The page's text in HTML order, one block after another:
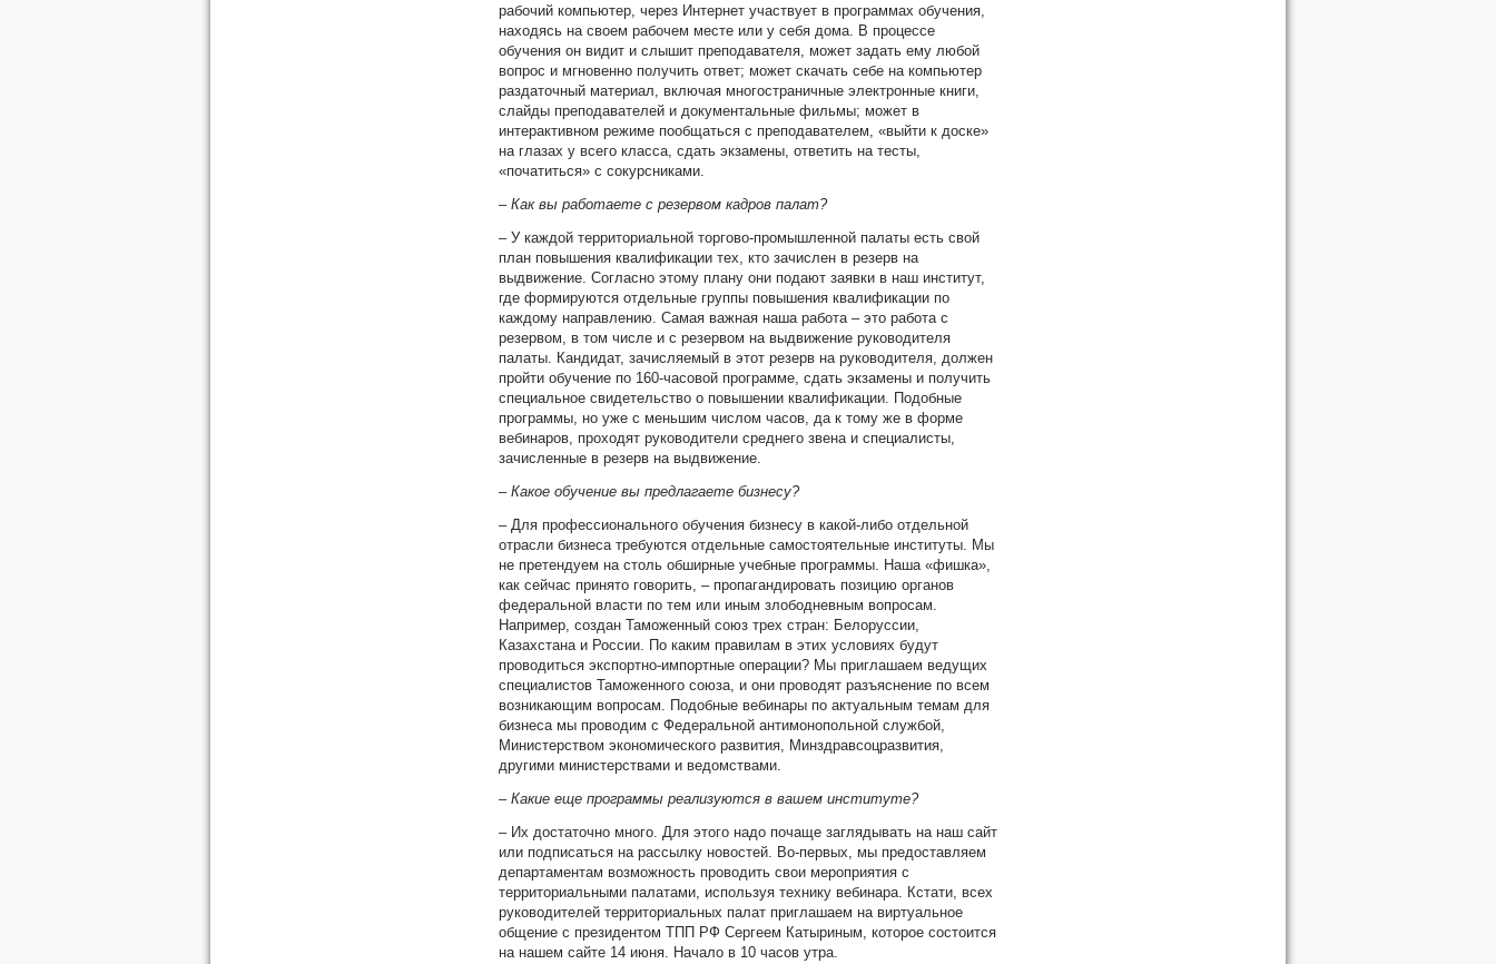
рабочий компьютер, через Интернет участвует в программах обучения,
находясь на своем рабочем месте или у себя дома. В процессе
обучения он видит и слышит преподавателя, может задать ему любой
вопрос и мгновенно получить ответ; может скачать себе на компьютер
раздаточный материал, включая многостраничные электронные книги,
слайды преподавателей и документальные фильмы; может в
интерактивном режиме пообщаться с преподавателем, «выйти к доске»
на глазах у всего класса, сдать экзамены, ответить на тесты,
«початиться» с сокурсниками.
– Как вы работаете с резервом кадров палат?
– У каждой территориальной торгово-промышленной палаты есть свой
план повышения квалификации тех, кто зачислен в резерв на
выдвижение. Согласно этому плану они подают заявки в наш институт,
где формируются отдельные группы повышения квалификации по
каждому направлению. Самая важная наша работа – это работа с
резервом, в том числе и с резервом на выдвижение руководителя
палаты. Кандидат, зачисляемый в этот резерв на руководителя, должен
пройти обучение по 160-часовой программе, сдать экзамены и получить
специальное свидетельство о повышении квалификации. Подобные
программы, но уже с меньшим числом часов, да к тому же в форме
вебинаров, проходят руководители среднего звена и специалисты,
зачисленные в резерв на выдвижение.
– Какое обучение вы предлагаете бизнесу?
– Для профессионального обучения бизнесу в какой-либо отдельной
отрасли бизнеса требуются отдельные самостоятельные институты. Мы
не претендуем на столь обширные учебные программы. Наша «фишка»,
как сейчас принято говорить, – пропагандировать позицию органов
федеральной власти по тем или иным злободневным вопросам.
Например, создан Таможенный союз трех стран: Белоруссии,
Казахстана и России. По каким правилам в этих условиях будут
проводиться экспортно-импортные операции? Мы приглашаем ведущих
специалистов Таможенного союза, и они проводят разъяснение по всем
возникающим вопросам. Подобные вебинары по актуальным темам для
бизнеса мы проводим с Федеральной антимонопольной службой,
Министерством экономического развития, Минздравсоцразвития,
другими министерствами и ведомствами.
– Какие еще программы реализуются в вашем институте?
– Их достаточно много. Для этого надо почаще заглядывать на наш сайт
или подписаться на рассылку новостей. Во-первых, мы предоставляем
департаментам возможность проводить свои мероприятия с
территориальными палатами, используя технику вебинара. Кстати, всех
руководителей территориальных палат приглашаем на виртуальное
общение с президентом ТПП РФ Сергеем Катыриным, которое состоится
на нашем сайте 14 июня. Начало в 10 часов утра.